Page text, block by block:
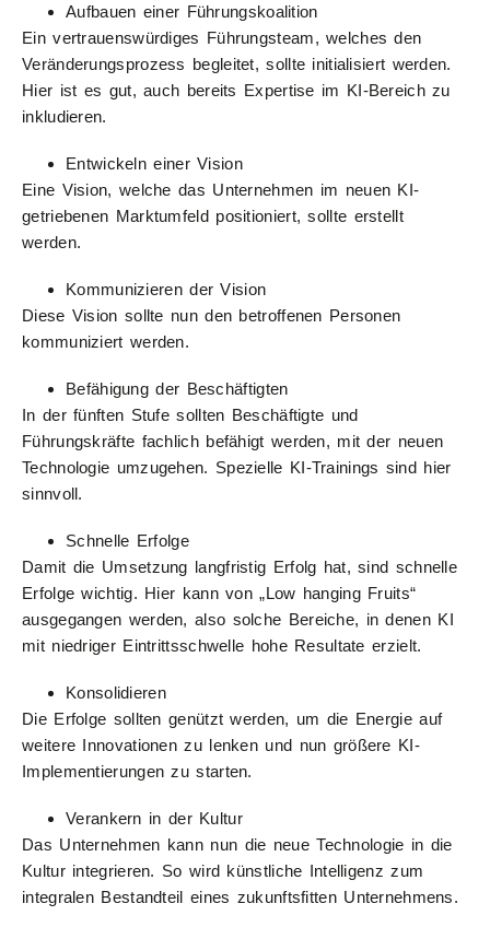
Aufbauen einer Führungskoalition
Ein vertrauenswürdiges Führungsteam, welches den
Veränderungsprozess begleitet, sollte initialisiert werden.
Hier ist es gut, auch bereits Expertise im KI-Bereich zu
inkludieren.
Entwickeln einer Vision
Eine Vision, welche das Unternehmen im neuen KI-
getriebenen Marktumfeld positioniert, sollte erstellt
werden.
Kommunizieren der Vision
Diese Vision sollte nun den betroffenen Personen
kommuniziert werden.
Befähigung der Beschäftigten
In der fünften Stufe sollten Beschäftigte und
Führungskräfte fachlich befähigt werden, mit der neuen
Technologie umzugehen. Spezielle KI-Trainings sind hier
sinnvoll.
Schnelle Erfolge
Damit die Umsetzung langfristig Erfolg hat, sind schnelle
Erfolge wichtig. Hier kann von „Low hanging Fruits“
ausgegangen werden, also solche Bereiche, in denen KI
mit niedriger Eintrittsschwelle hohe Resultate erzielt.
Konsolidieren
Die Erfolge sollten genützt werden, um die Energie auf
weitere Innovationen zu lenken und nun größere KI-
Implementierungen zu starten.
Verankern in der Kultur
Das Unternehmen kann nun die neue Technologie in die
Kultur integrieren. So wird künstliche Intelligenz zum
integralen Bestandteil eines zukunftsfitten Unternehmens.